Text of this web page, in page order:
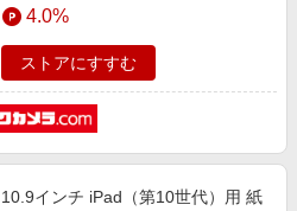
4.0%
ストアにすすむ
10.9インチ iPad（第10世代）用 紙